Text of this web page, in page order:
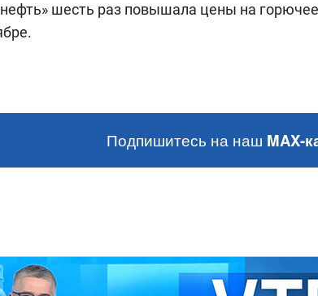
шесть раз повышала цены на
Подпишитесь на наш MAX-